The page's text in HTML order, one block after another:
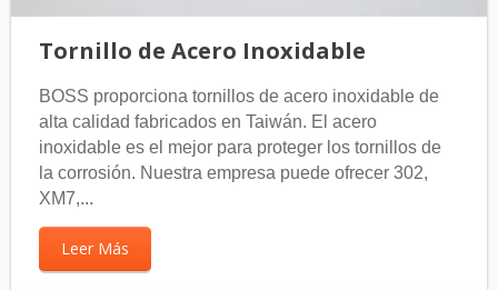
Tornillo de Acero Inoxidable
BOSS proporciona tornillos de acero inoxidable de
alta calidad fabricados en Taiwán. El acero
inoxidable es el mejor para proteger los tornillos de
la corrosión. Nuestra empresa puede ofrecer 302,
XM7,...
Leer Más